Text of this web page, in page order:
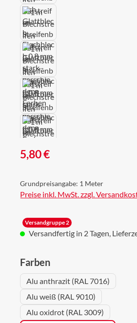
Regulärer Preis:
5,80 €
Grundpreisangabe: 1 Meter
Preise inkl. MwSt. zzgl.
Versandgruppe 2
Versandfertig in 2 Tagen,
Farbenauswählen
Alu anthrazit (RAL 7016)
Alu weiß (RAL 9010)
Alu oxidrot (RAL 3009)